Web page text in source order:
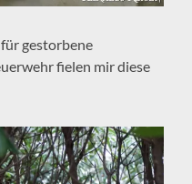
gestorbene
fielen mir diese